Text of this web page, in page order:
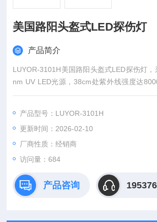
美国路阳头盔式LED探伤灯
产品简介
LUYOR-3101H美国路阳头盔式LED探伤灯
nm UV LED光源，38cm处紫外线强度达
围360-370nm，无UVB和UVC。头盔式设计
粉探伤、渗透探伤、污染检测等领域，标配
提箱，满足国家探伤标准。
产品型号：LUYOR-3101H
更新时间：2026-02-10
厂商性质：经销商
访问量：684
产品咨询